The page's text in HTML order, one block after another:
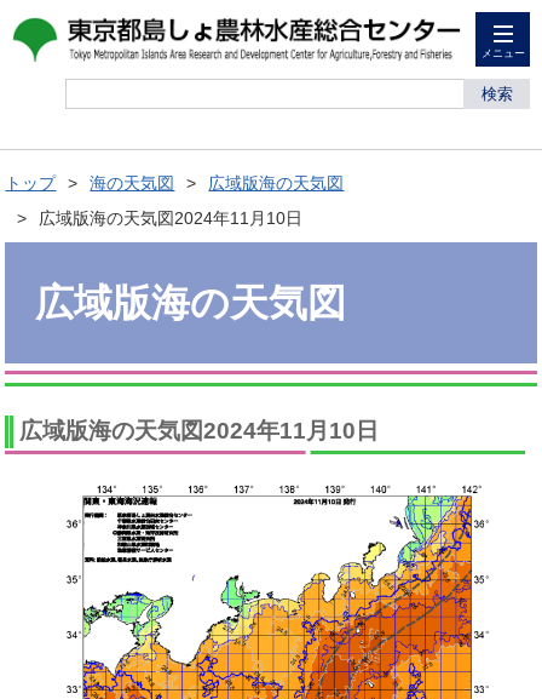
メニュー
検索
トップ 海の天気図
広域版海の天気図
広域版海の天気図2024年11月10日
広域版海の天気図
広域版海の天気図2024年11月10日